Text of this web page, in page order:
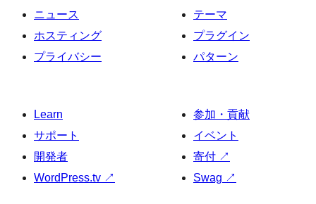
ニュース
ホスティング
プライバシー
テーマ
プラグイン
パターン
Learn
サポート
開発者
WordPress.tv ↗
参加・貢献
イベント
寄付 ↗
Swag ↗